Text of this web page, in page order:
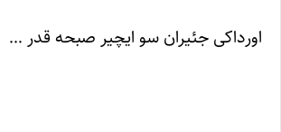
اورداکی جئیران سو ایچیر صبحه قدر …